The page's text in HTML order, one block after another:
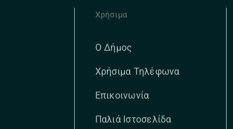
Χρήσιμα
Ο Δήμος
Χρήσιμα Τηλέφωνα
Επικοινωνία
Παλιά Ιστοσελίδα